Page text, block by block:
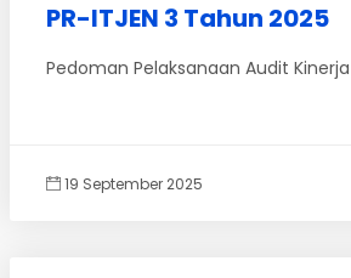
PR-ITJEN 3 Tahun 2025
Pedoman Pelaksanaan Audit
19 September 2025